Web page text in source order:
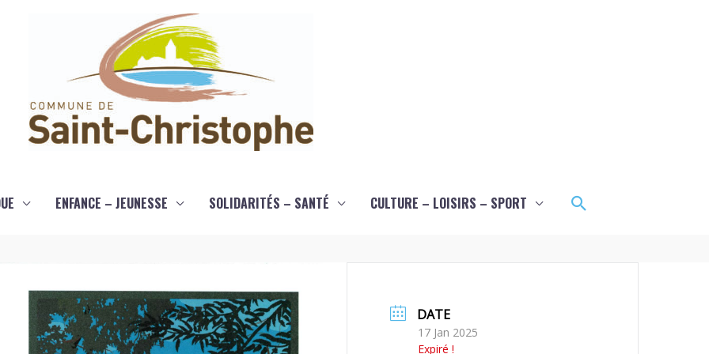
ENFANCE – JEUNESSE SOLIDARITÉS – SANTÉ CULTURE – LOISIRS – SPORT Rechercher
DATE
17 Jan 2025
Expiré !